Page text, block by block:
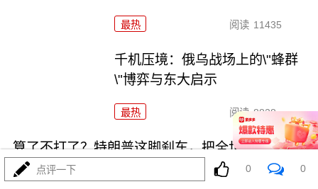
最热 阅读 11435
千机压境：俄乌战场上的\"蜂群
\"博弈与东大启示
最热 阅读 8828
算了不打了？特朗普这脚刹车，把全世界都晃吐了
点评一下 0 0